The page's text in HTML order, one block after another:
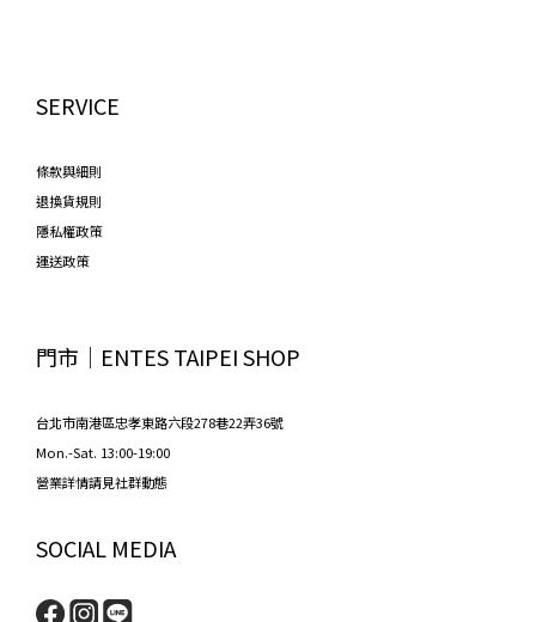
SERVICE
條款與細則
退換貨規則
隱私權政策
運送政策
門市│ENTES TAIPEI SHOP
台北市南港區忠孝東路六段278巷22弄36號
Mon.-Sat. 13:00-19:00
營業詳情請見社群動態
SOCIAL MEDIA